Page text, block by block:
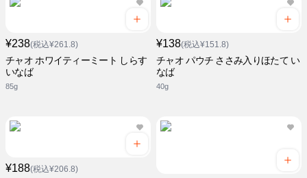
¥238(税込¥261.8)
チャオ ホワイティーミート しらす
いなば
85g
¥138(税込¥151.8)
チャオ パウチ ささみ入りほたて い
なば
40g
¥188(税込¥206.8)